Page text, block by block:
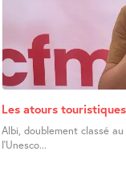
Les atours
Albi, doublement classé
l’Unesco...